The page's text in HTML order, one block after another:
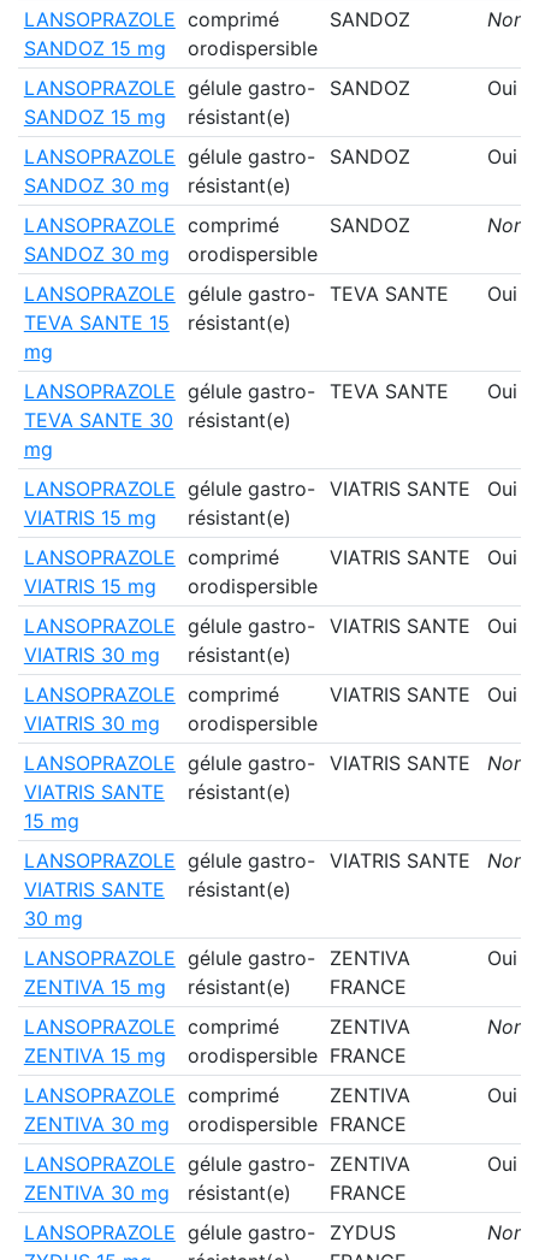
LANSOPRAZOLE
SANDOZ 15 mg
comprimé
orodispersible
SANDOZ Non
LANSOPRAZOLE
SANDOZ 15 mg
gélule gastro-
résistant(e)
SANDOZ Oui
LANSOPRAZOLE
SANDOZ 30 mg
gélule gastro-
résistant(e)
SANDOZ Oui
LANSOPRAZOLE
SANDOZ 30 mg
comprimé
orodispersible
SANDOZ Non
LANSOPRAZOLE
TEVA SANTE 15
mg
gélule gastro-
résistant(e)
TEVA SANTE Oui
LANSOPRAZOLE
TEVA SANTE 30
mg
gélule gastro-
résistant(e)
TEVA SANTE Oui
LANSOPRAZOLE
VIATRIS 15 mg
gélule gastro-
résistant(e)
VIATRIS SANTE Oui
LANSOPRAZOLE
VIATRIS 15 mg
comprimé
orodispersible
VIATRIS SANTE Oui
LANSOPRAZOLE
VIATRIS 30 mg
gélule gastro-
résistant(e)
VIATRIS SANTE Oui
LANSOPRAZOLE
VIATRIS 30 mg
comprimé
orodispersible
VIATRIS SANTE Oui
LANSOPRAZOLE
VIATRIS SANTE
15 mg
gélule gastro-
résistant(e)
VIATRIS SANTE Non
LANSOPRAZOLE
VIATRIS SANTE
30 mg
gélule gastro-
résistant(e)
VIATRIS SANTE Non
LANSOPRAZOLE
ZENTIVA 15 mg
gélule gastro-
résistant(e)
ZENTIVA
FRANCE
Oui
LANSOPRAZOLE
ZENTIVA 15 mg
comprimé
orodispersible
ZENTIVA
FRANCE
Non
LANSOPRAZOLE
ZENTIVA 30 mg
comprimé
orodispersible
ZENTIVA
FRANCE
Oui
LANSOPRAZOLE
ZENTIVA 30 mg
gélule gastro-
résistant(e)
ZENTIVA
FRANCE
Oui
LANSOPRAZOLE gélule gastro-
ZYDUS
Non